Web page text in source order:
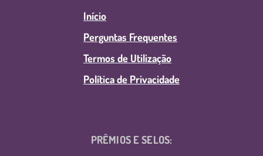
Início
Perguntas Frequentes
Termos de Utilização
Política de Privacidade
PRÊMIOS E SELOS: